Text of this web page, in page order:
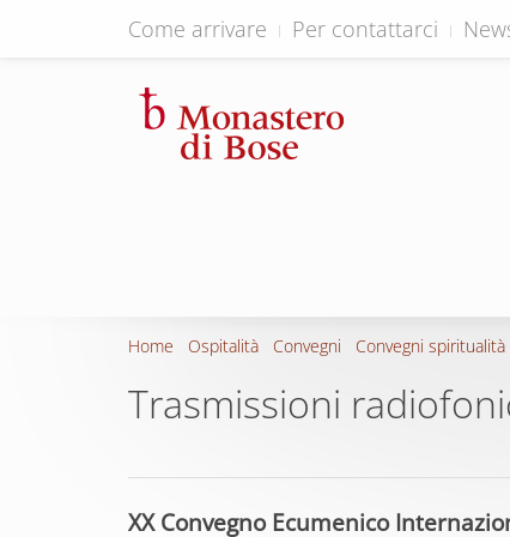
Come arrivare Per contattarci
Home Ospitalità Convegni Convegni
Trasmissioni
XX Convegno Ecumenico